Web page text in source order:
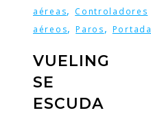
aéreas, Controladores
aéreos,Paros, Portada
VUELING
SE
ESCUDA